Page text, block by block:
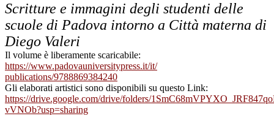
Scritture e immagini degli studenti delle
scuole di Padova intorno a Città materna di
Diego Valeri
Il volume è liberamente scaricabile:
https://www.padovauniversitypress.it/it/
publications/9788869384240
Gli elaborati artistici sono disponibili su questo Link:
https://drive.google.com/drive/folders/
vVNOb?usp=sharing